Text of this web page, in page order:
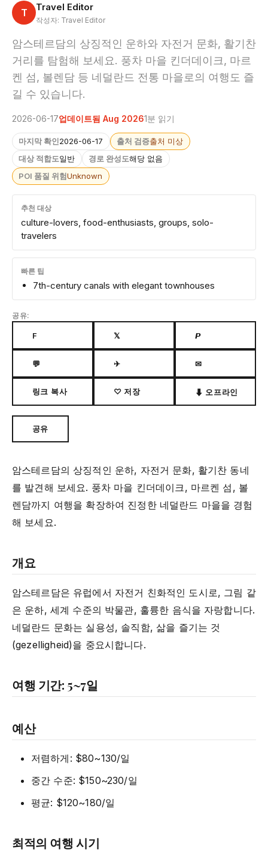
T Travel Editor
작성자: Travel Editor
암스테르담의 상징적인 운하와 자전거 문화, 활기찬
거리를 탐험해 보세요. 풍차 마을 킨더데이크, 마르
켄 섬, 볼렌담 등 네덜란드 전통 마을로의 여행도 즐
길 수 있습니다.
2026-06-17업데이트됨 Aug 20261분 읽기
마지막 확인2026-06-17 출처 검증출처 미상
대상 적합도일반 경로 완성도해당 없음
POI 품질 위험Unknown
추천 대상
culture-lovers, food-enthusiasts, groups, solo-
travelers
빠른 팁
7th-century canals with elegant townhouses
공유:
F 𝕏 𝙋
💬 ✈ ✉
링크 복사 ♡ 저장 ⬇ 오프라인
공유
암스테르담의 상징적인 운하, 자전거 문화, 활기찬 동네
를 발견해 보세요. 풍차 마을 킨더데이크, 마르켄 섬, 볼
렌담까지 여행을 확장하여 진정한 네덜란드 마을을 경험
해 보세요.
개요
암스테르담은 유럽에서 자전거 친화적인 도시로, 그림 같
은 운하, 세계 수준의 박물관, 훌륭한 음식을 자랑합니다.
네덜란드 문화는 실용성, 솔직함, 삶을 즐기는 것
(gezelligheid)을 중요시합니다.
여행 기간: 5~7일
예산
저렴하게: $80~130/일
중간 수준: $150~230/일
평균: $120~180/일
최적의 여행 시기